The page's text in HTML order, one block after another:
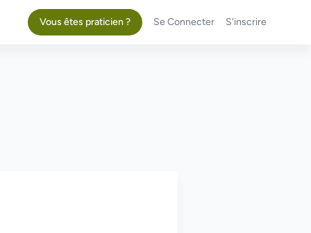
Vous êtes praticien ? Se Connecter S'inscrire